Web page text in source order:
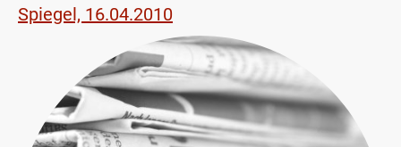
Spiegel, 16.04.2010